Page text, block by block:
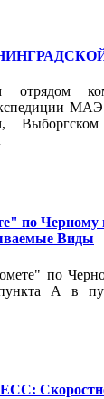
отрядом
по
Виды
по
А в